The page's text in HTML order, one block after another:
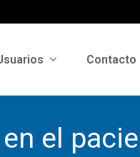
Contacto
el